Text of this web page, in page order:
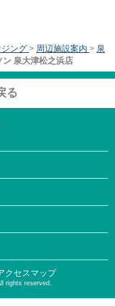
ング > 周辺施設案内 > 泉
ン 泉大津松之浜店
る
クセスマップ
rights reserved.